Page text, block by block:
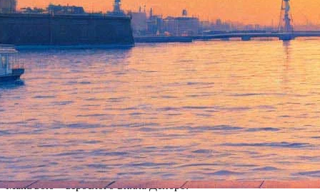
Киностудия New Line готовится к выпуску продолжения
хоррора «Оно». В проекте, выход которого намечен на 2019
год, могут поучаствовать актёры Билл Хейдер (сериал
«Барри») и Джеймс МакЭвой («Сплит», «Грязь», «Люди
Икс»). Они присоединятся к уже участвовавшим в «Оно»-1
Джессике Честейни («Интерстеллар») и Биллу Скаргарду
(«Хемлок Гроув»).
Об этом сообщает изданиеThe Hollywood Reporter.
Режиссёрское кресло сохранит за собой Андрес Мускетти,
сценаристом останется Гари Доберман. При этом стало
известно и распределение ролей: Билл Скарсгард сыграет
Пеннивайза, Честейни – выросшую Беверли. Хейдеру
предложили исполнить роль выросшего Ричи Тозиера,
МакЭвою – взрослого Билла Денбро.